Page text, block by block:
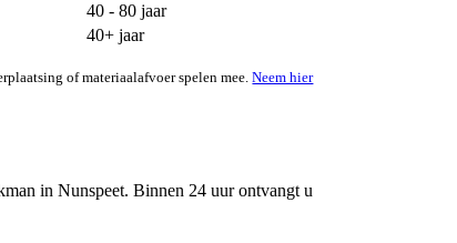
40 - 80 jaar
40+ jaar
of materiaalafvoer spelen mee.Neem hier
in Nunspeet. Binnen 24 uur ontvangt u